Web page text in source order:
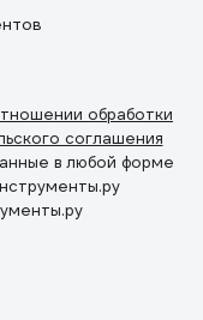
обработки
соглашения
в любой форме